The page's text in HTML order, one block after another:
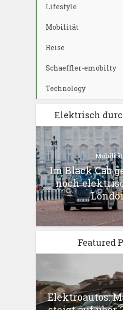
Lifestyle
Mobilität
Reise
Schaeffler-emobilty
Technology
Elektrisch
Mobilität
Im Black Cab
noch
Featured
Elektroautos: